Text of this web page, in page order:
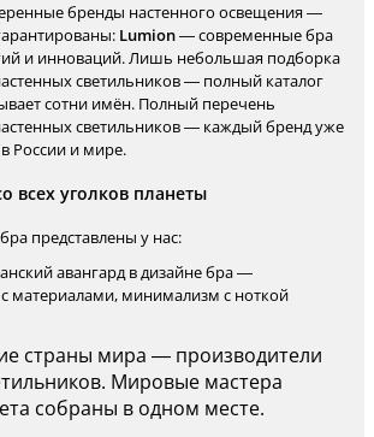
бренды настенного освещения —
Lumion— современные бра
и инноваций. Лишь небольшая подборка
светильников — полный каталог
сотни имён. Полный перечень
светильников — каждый бренд уже
России и мире.
всех уголков планеты
представлены у нас:
авангард в дизайне бра —
материалами, минимализм с ноткой
страны мира — производители
Мировые мастера
собраны в одном месте.